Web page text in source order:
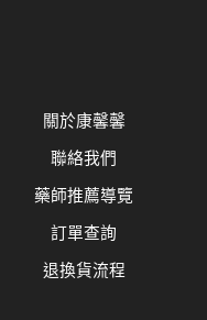
關於康馨馨
聯絡我們
藥師推薦導覽
訂單查詢
退換貨流程